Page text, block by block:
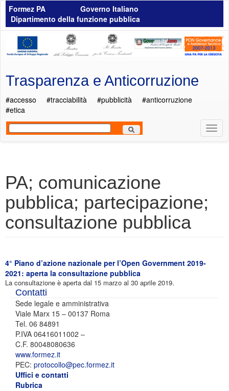
Salta al contenuto principale
Formez PA
Governo Italiano
Dipartimento della funzione pubblica
Trasparenza e Anticorruzione
#accesso #tracciabilità #pubblicità
#anticorruzione
#etica
Menù
PA; comunicazione
pubblica; partecipazione;
consultazione pubblica
4° Piano d’azione nazionale per l’Open Government 2019-
2021: aperta la consultazione pubblica
La consultazione è aperta dal 15 marzo al 30 aprile 2019.
Contatti
Sede legale e amministrativa
Viale Marx 15 – 00137 Roma
Tel. 06 84891
P.IVA 06416011002 –
C.F. 80048080636
www.formez.it
PEC: protocollo@pec.formez.it
Uffici e contatti
Rubrica